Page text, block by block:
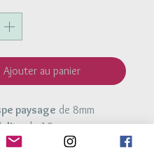
Ajouter au panier
paysage de 8mm
de 10mm
argent 925
de 6mm